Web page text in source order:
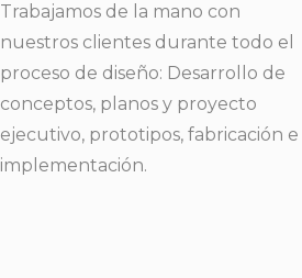
Trabajamos de la mano con
nuestros clientes durante todo el
proceso de diseño: Desarrollo de
conceptos, planos y proyecto
ejecutivo, prototipos, fabricación e
implementación.